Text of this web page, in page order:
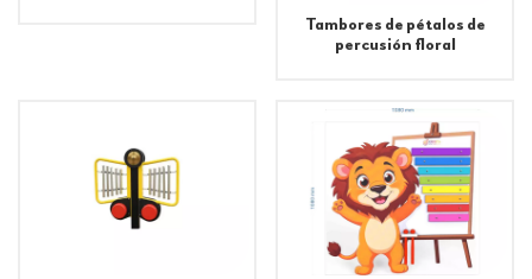
Tambores de pétalos de
percusión floral